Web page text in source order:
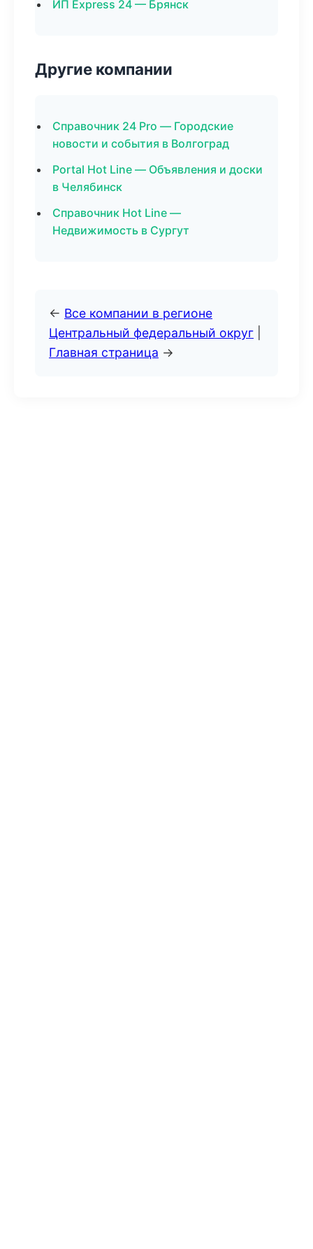
ИП Express 24 — Брянск
Другие компании
Справочник 24 Pro — Городские
новости и события в Волгоград
Portal Hot Line — Объявления и доски
в Челябинск
Справочник Hot Line —
Недвижимость в Сургут
← Все компании в регионе
Центральный федеральный округ
Главная страница →